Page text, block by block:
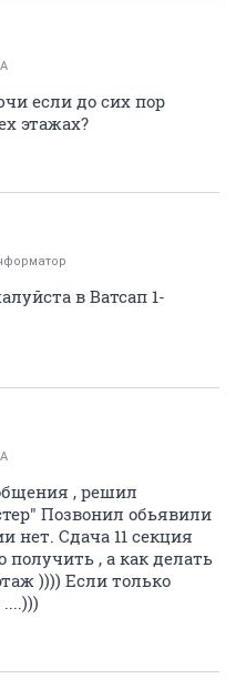
если до сих пор
этажах?
в Ватсап 1-
, решил
Позвонил обьявили
нет. Сдача 11 секция
, а как делать
)))) Если только